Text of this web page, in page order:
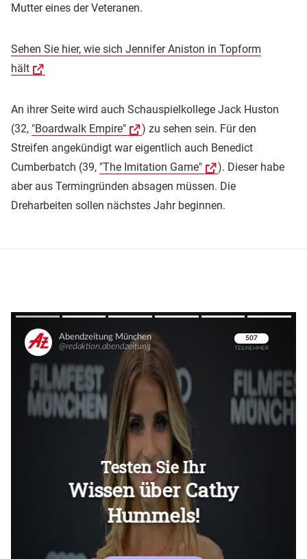
Mutter eines der Veteranen.
Sehen Sie hier, wie sich Jennifer Aniston in Topform
hält
An ihrer Seite wird auch Schauspielkollege Jack Huston
(32, "Boardwalk Empire"
) zu sehen sein. Für den
Streifen angekündigt war eigentlich auch Benedict
Cumberbatch (39, "The Imitation Game"
). Dieser habe
aber aus Termingründen absagen müssen. Die
Dreharbeiten sollen nächstes Jahr beginnen.
Überspringen
Überspringen